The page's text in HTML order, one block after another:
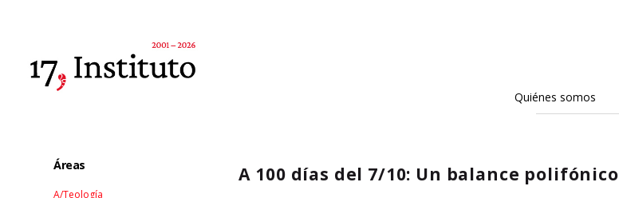
Quiénes somos
A 100 días del 7/10: Un balance polifónico
Áreas
A/Teología